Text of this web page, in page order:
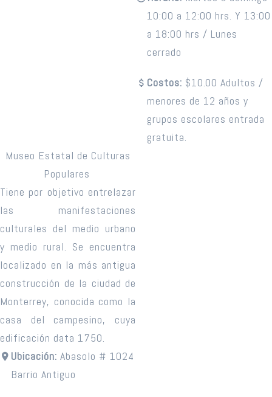
10:00 a 12:00 hrs. Y 13:00
a 18:00 hrs / Lunes
cerrado
Costos: $10.00 Adultos /
menores de 12 años y
grupos escolares entrada
gratuita.
Museo Estatal de Culturas
Populares
Tiene por objetivo entrelazar
las manifestaciones
culturales del medio urbano
y medio rural. Se encuentra
localizado en la más antigua
construcción de la ciudad de
Monterrey, conocida como la
casa del campesino, cuya
edificación data 1750.
Ubicación: Abasolo # 1024
Barrio Antiguo